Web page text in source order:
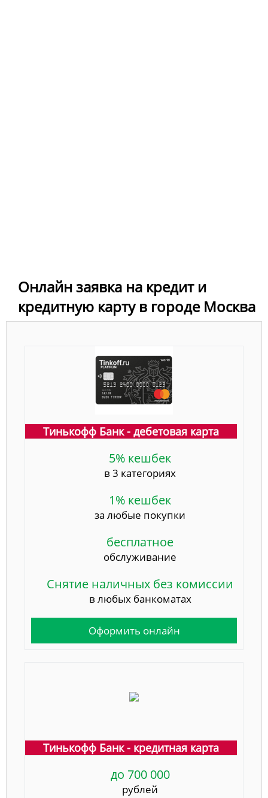
Онлайн заявка на кредит и
кредитную карту в городе Москва
Тинькофф Банк - дебетовая карта
5% кешбек
в 3 категориях
1% кешбек
за любые покупки
бесплатное
обслуживание
Снятие наличных без комиссии
в любых банкоматах
Оформить онлайн
Тинькофф Банк - кредитная карта
до 700 000
рублей